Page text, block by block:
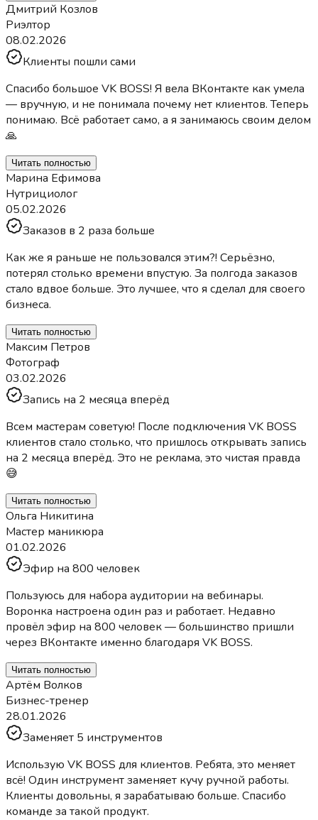
Дмитрий Козлов
Риэлтор
08.02.2026
Клиенты пошли сами
Спасибо большое VK BOSS! Я вела ВКонтакте как умела
— вручную, и не понимала почему нет клиентов. Теперь
понимаю. Всё работает само, а я занимаюсь своим делом
🙏
Читать полностью
Марина Ефимова
Нутрициолог
05.02.2026
Заказов в 2 раза больше
Как же я раньше не пользовался этим?! Серьёзно,
потерял столько времени впустую. За полгода заказов
стало вдвое больше. Это лучшее, что я сделал для своего
бизнеса.
Читать полностью
Максим Петров
Фотограф
03.02.2026
Запись на 2 месяца вперёд
Всем мастерам советую! После подключения VK BOSS
клиентов стало столько, что пришлось открывать запись
на 2 месяца вперёд. Это не реклама, это чистая правда
😅
Читать полностью
Ольга Никитина
Мастер маникюра
01.02.2026
Эфир на 800 человек
Пользуюсь для набора аудитории на вебинары.
Воронка настроена один раз и работает. Недавно
провёл эфир на 800 человек — большинство пришли
через ВКонтакте именно благодаря VK BOSS.
Читать полностью
Артём Волков
Бизнес-тренер
28.01.2026
Заменяет 5 инструментов
Использую VK BOSS для клиентов. Ребята, это меняет
всё! Один инструмент заменяет кучу ручной работы.
Клиенты довольны, я зарабатываю больше. Спасибо
команде за такой продукт.